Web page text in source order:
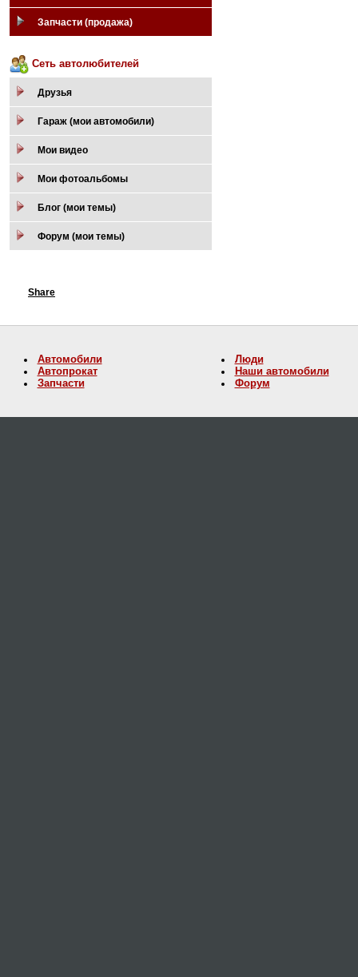
Запчасти (продажа)
Сеть автолюбителей
Друзья
Гараж (мои автомобили)
Мои видео
Мои фотоальбомы
Блог (мои темы)
Форум (мои темы)
Share
Автомобили
Автопрокат
Запчасти
Люди
Наши автомобили
Форум